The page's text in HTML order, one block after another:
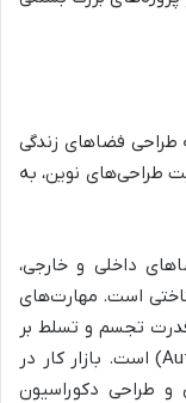
طراحی فضاهای زندگی
طراحی‌های نوین، به
داخلی و خارجی،
است. مهارت‌های
تجسم و تسلط بر
نرم‌افزارهای طراحی (AutoCAD, Revit, 3ds Max) است. بازار کار در
و طراحی دکوراسیون